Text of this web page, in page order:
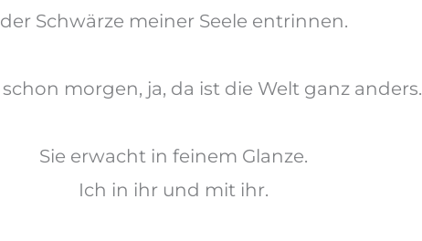
der Schwärze meiner Seele entrinnen.
schon morgen, ja, da ist die Welt ganz anders.
Sie erwacht in feinem Glanze.
Ich in ihr und mit ihr.